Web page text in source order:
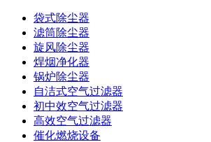
袋式除尘器
滤筒除尘器
旋风除尘器
焊烟净化器
锅炉除尘器
自洁式空气过滤器
初中效空气过滤器
高效空气过滤器
催化燃烧设备